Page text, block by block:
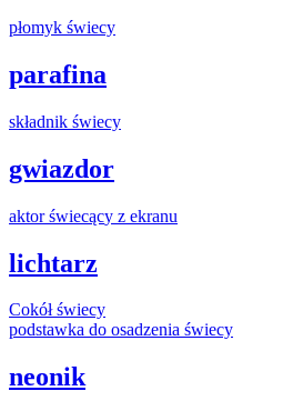
płomyk świecy
parafina
składnik świecy
gwiazdor
aktorświecący z ekranu
lichtarz
Cokółświecy
podstawka do osadzenia świecy
neonik